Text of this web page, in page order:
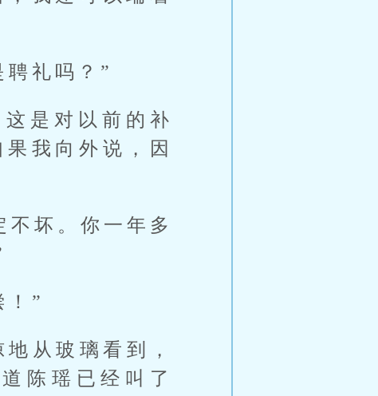
礼吗？”
是对以前的补
我向外说，因
不坏。你一年多
！”
从玻璃看到，
陈瑶已经叫了